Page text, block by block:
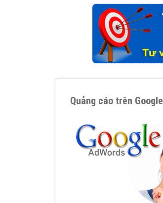
Quảng cáo trên Google